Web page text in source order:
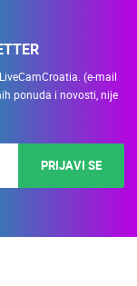
(e-mail
ponuda i novosti, nije
PRIJAVI SE